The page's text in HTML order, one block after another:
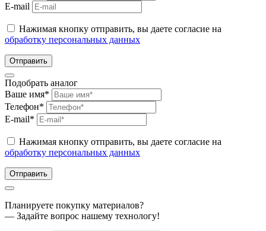
E-mail
Нажимая кнопку отправить, вы даете согласие на
обработку персональных данных
Отправить
Подобрать аналог
Ваше имя*
Телефон*
E-mail*
Нажимая кнопку отправить, вы даете согласие на
обработку персональных данных
Отправить
Планируете покупку материалов?
— Задайте вопрос нашему технологу!